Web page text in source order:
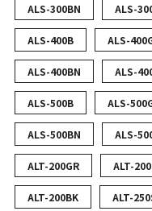
ALS-300BN ALS-
ALS-400B ALS-
ALS-400BN ALS-
ALS-500B ALS-
ALS-500BN ALS-
ALT-200GR ALT-
ALT-200BK ALT-